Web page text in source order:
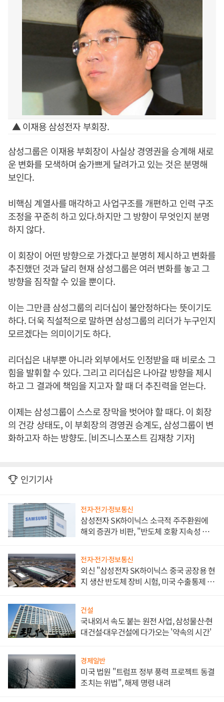
▲ 이재용 삼성전자 부회장.
삼성그룹은 이재용 부회장이 사실상 경영권을 승계해 새로
운 변화를 모색하며 숨가쁘게 달려가고 있는 것은 분명해
보인다.
비핵심 계열사를 매각하고 사업구조를 개편하고 인력 구조
조정을 꾸준히 하고 있다.하지만 그 방향이 무엇인지 분명
하지 않다.
이 회장이 어떤 방향으로 가겠다고 분명히 제시하고 변화를
추진했던 것과 달리 현재 삼성그룹은 여러 변화를 놓고 그
방향을 짐작할 수 있을 뿐이다.
이는 그만큼 삼성그룹의 리더십이 불안정하다는 뜻이기도
하다. 더욱 직설적으로 말하면 삼성그룹의 리더가 누구인지
모르겠다는 의미이기도 하다.
리더십은 내부뿐 아니라 외부에서도 인정받을 때 비로소 그
힘을 발휘할 수 있다. 그리고 리더십은 나아갈 방향을 제시
하고 그 결과에 책임을 지고자 할 때 더 추진력을 얻는다.
이제는 삼성그룹이 스스로 장막을 벗어야 할 때다. 이 회장
의 건강 상태도, 이 부회장의 경영권 승계도, 삼성그룹이 변
화하고자 하는 방향도. [비즈니스포스트 김재창 기자]
인기기사
전자·전기·정보통신
삼성전자 SK하이닉스 소극적 주주환원에
해외 증권가 비판, "반도체 호황 지속성 의
전자·전기·정보통신
외신 "삼성전자 SK하이닉스 중국 공장용 현
지 생산 반도체 장비 시험, 미국 수출통제 대
건설
국내외서 속도 붙는 원전 사업, 삼성물산·현
대건설·대우건설에 다가오는 '약속의 시간'
경제일반
미국 법원 "트럼프 정부 풍력 프로젝트 동결
조치는 위법", 해제 명령 내려